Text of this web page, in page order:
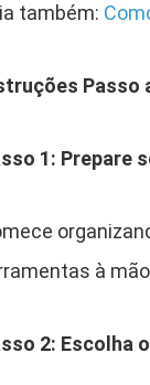
também:
Passo
1: Prepare
à
2: Escolha